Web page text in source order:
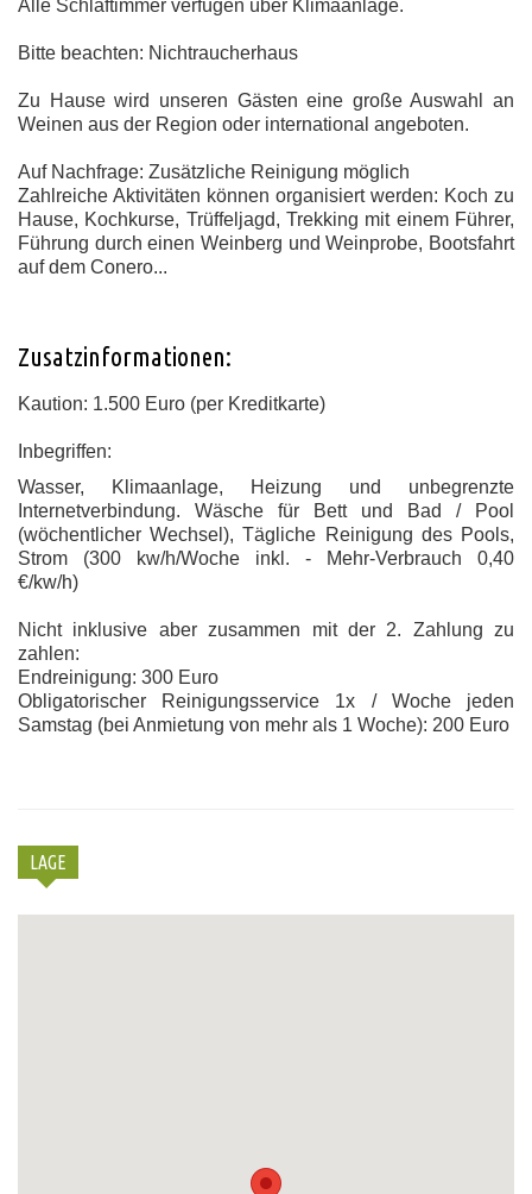
Alle Schlaftimmer verfügen über Klimaanlage.
Bitte beachten: Nichtraucherhaus
Zu Hause wird unseren Gästen eine große Auswahl an
Weinen aus der Region oder international angeboten.
Auf Nachfrage: Zusätzliche Reinigung möglich
Zahlreiche Aktivitäten können organisiert werden: Koch zu
Hause, Kochkurse, Trüffeljagd, Trekking mit einem Führer,
Führung durch einen Weinberg und Weinprobe, Bootsfahrt
auf dem Conero...
Zusatzinformationen:
Kaution: 1.500 Euro (per Kreditkarte)
Inbegriffen:
Wasser, Klimaanlage, Heizung und unbegrenzte
Internetverbindung.
Wäsche für Bett und Bad / Pool
(wöchentlicher Wechsel), Tägliche Reinigung des Pools,
Strom (300 kw/h/Woche inkl. - Mehr-Verbrauch 0,40
€/kw/h)
Nicht inklusive aber zusammen mit der 2. Zahlung zu
zahlen:
Endreinigung: 300 Euro
Obligatorischer Reinigungsservice 1x / Woche jeden
Samstag (bei Anmietung von mehr als 1 Woche): 200 Euro
LAGE